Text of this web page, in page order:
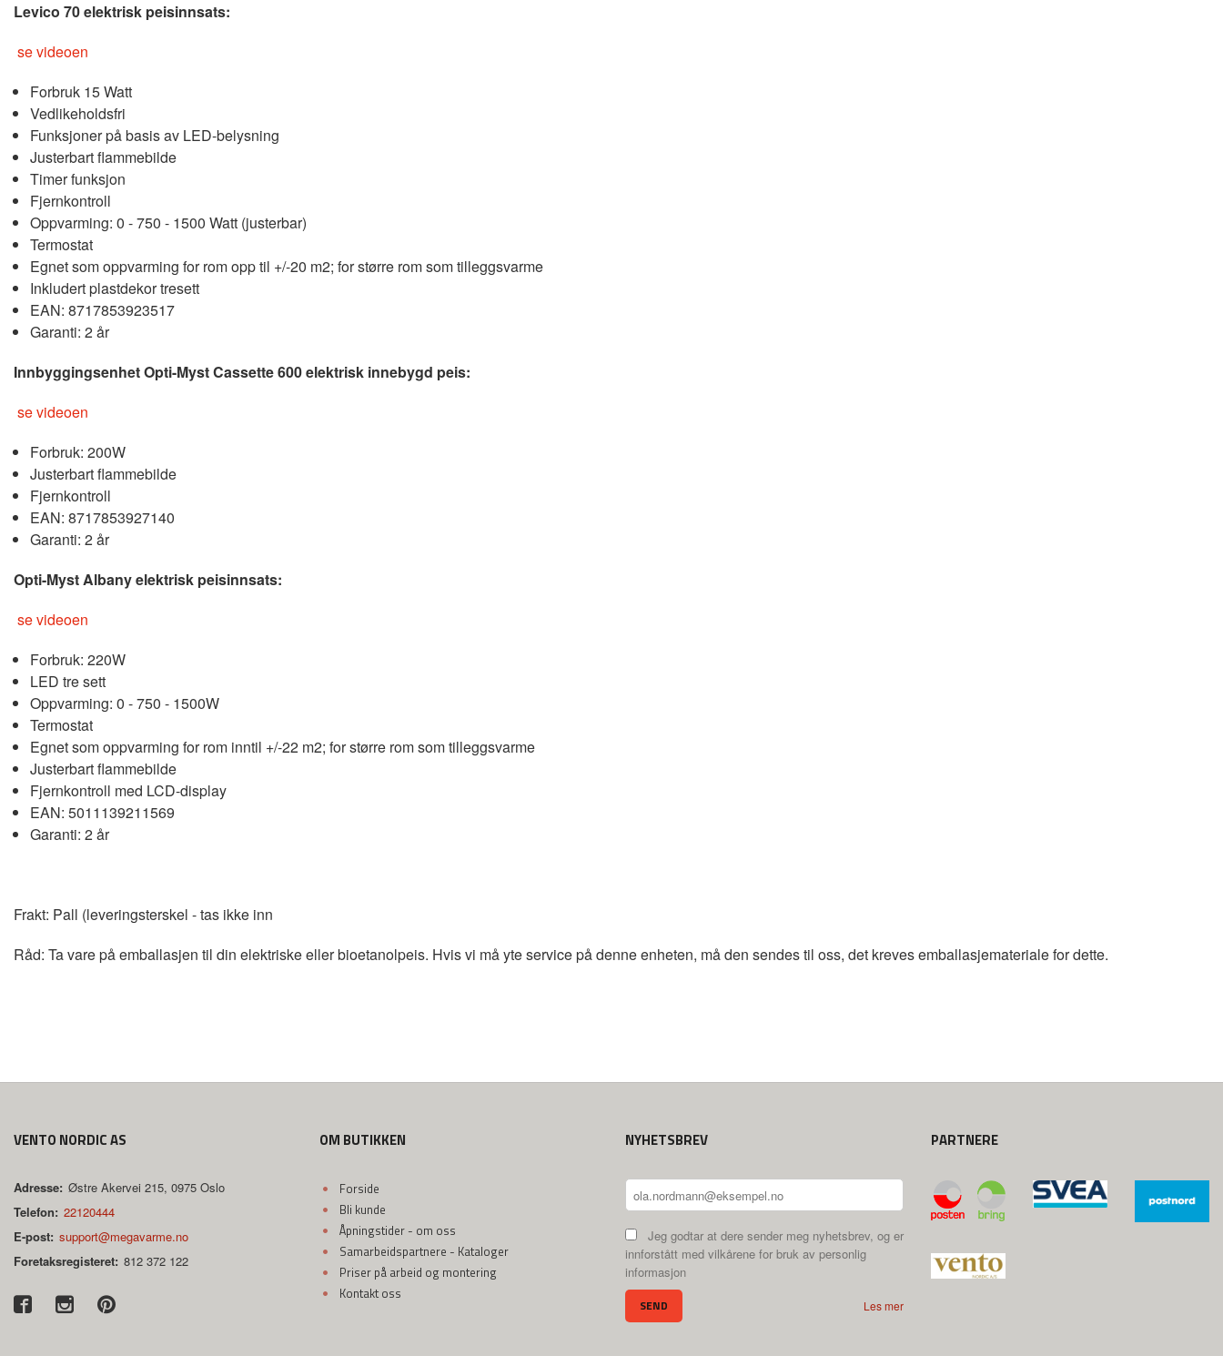
Levico 70 elektrisk peisinnsats:
se videoen
Forbruk 15 Watt
Vedlikeholdsfri
Funksjoner på basis av LED-belysning
Justerbart flammebilde
Timer funksjon
Fjernkontroll
Oppvarming: 0 - 750 - 1500 Watt (justerbar)
Termostat
Egnet som oppvarming for rom opp til +/-20 m2; for større rom som tilleggsvarme
Inkludert plastdekor tresett
EAN: 8717853923517
Garanti: 2 år
Innbyggingsenhet Opti-Myst Cassette 600 elektrisk innebygd peis:
se videoen
Forbruk: 200W
Justerbart flammebilde
Fjernkontroll
EAN: 8717853927140
Garanti: 2 år
Opti-Myst Albany elektrisk peisinnsats:
se videoen
Forbruk: 220W
LED tre sett
Oppvarming: 0 - 750 - 1500W
Termostat
Egnet som oppvarming for rom inntil +/-22 m2; for større rom som tilleggsvarme
Justerbart flammebilde
Fjernkontroll med LCD-display
EAN: 5011139211569
Garanti: 2 år
Frakt: Pall (leveringsterskel - tas ikke inn
Råd: Ta vare på emballasjen til din elektriske eller bioetanolpeis. Hvis vi må yte service på denne enheten, må den sendes til oss, det kreves emballasjemateriale for dette.
VENTO NORDIC AS
Adresse: Østre Akervei 215, 0975 Oslo
Telefon: 22120444
E-post: support@megavarme.no
Foretaksregisteret: 812 372 122
OM BUTIKKEN
Forside
Bli kunde
Åpningstider - om oss
Samarbeidspartnere - Kataloger
Priser på arbeid og montering
Kontakt oss
NYHETSBREV
Jeg godtar at dere sender meg nyhetsbrev, og er
innforstått med vilkårene for bruk av personlig
informasjon
Les mer
PARTNERE